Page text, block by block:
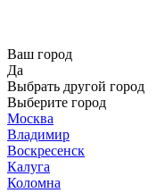
Ваш город
Да
Выбрать другой город
Выберите город
Москва
Владимир
Воскресенск
Калуга
Коломна